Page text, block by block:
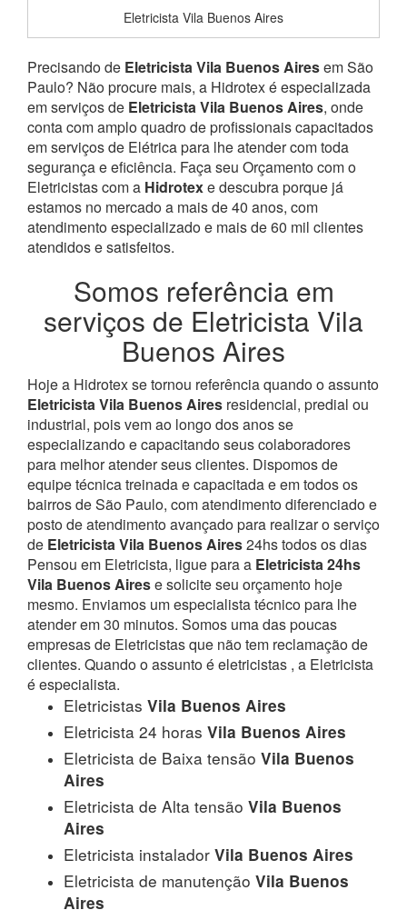
Eletricista Vila Buenos Aires
Precisando de Eletricista Vila Buenos Airesem São
Paulo? Não procure mais, a Hidrotex é especializada
em serviços de Eletricista Vila Buenos Aires, onde
conta com amplo quadro de profissionais capacitados
em serviços de Elétrica para lhe atender com toda
segurança e eficiência. Faça seu Orçamento com o
Eletricistas com a Hidrotexe descubra porque já
estamos no mercado a mais de 40 anos, com
atendimento especializado e mais de 60 mil clientes
atendidos e satisfeitos.
Somos referência em
serviços de Eletricista Vila
Buenos Aires
Hoje a Hidrotex se tornou referência quando o assunto
Eletricista Vila Buenos Aires residencial, predial ou
industrial, pois vem ao longo dos anos se
especializando e capacitando seus colaboradores
para melhor atender seus clientes. Dispomos de
equipe técnica treinada e capacitada e em todos os
bairros de São Paulo, com atendimento diferenciado e
posto de atendimento avançado para realizar o serviço
de Eletricista Vila Buenos Aires24hs todos os dias
Pensou em Eletricista, ligue para a Eletricista 24hs
Vila Buenos Airese solicite seu orçamento hoje
mesmo. Enviamos um especialista técnico para lhe
atender em 30 minutos. Somos uma das poucas
empresas de Eletricistas que não tem reclamação de
clientes. Quando o assunto é eletricistas , a Eletricista
é especialista.
Eletricistas Vila Buenos Aires
Eletricista 24 horas Vila Buenos Aires
Eletricista de Baixa tensão Vila Buenos
Aires
Eletricista de Alta tensão Vila Buenos
Aires
Eletricista instalador Vila Buenos Aires
Eletricista de manutenção Vila Buenos
Aires